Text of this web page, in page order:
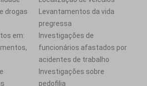
drogas
Levantamentos da vida
pregressa
em:
Investigações de
funcionários afastados por
acidentes de trabalho
Investigações sobre
pedofilia